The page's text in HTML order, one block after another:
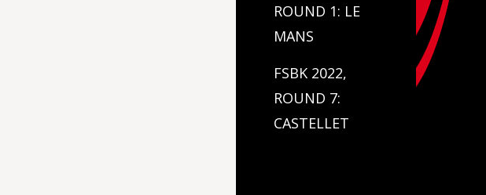
ROUND 1: LE
MANS
FSBK 2022,
ROUND 7:
CASTELLET